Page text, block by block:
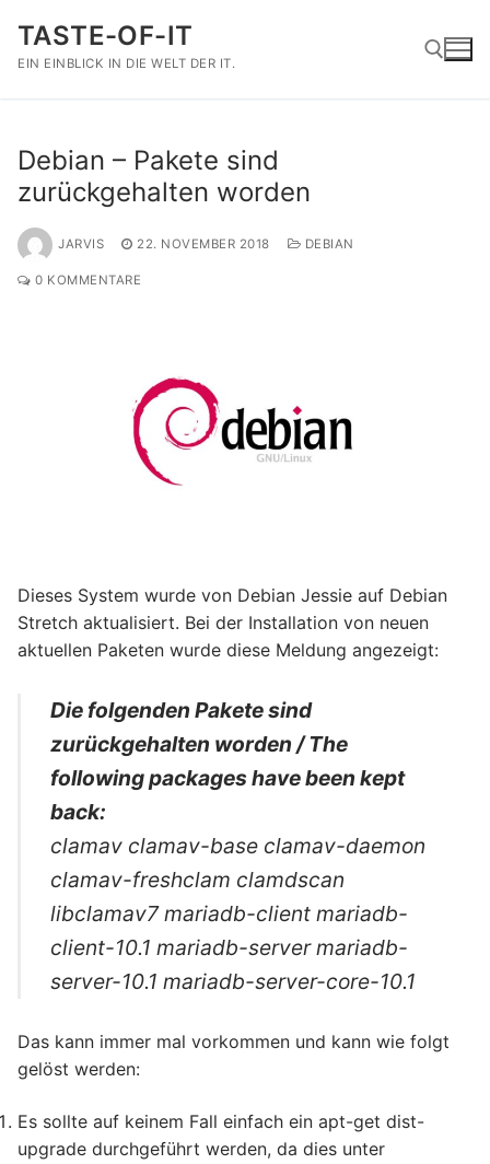
Inhalt
springen
TASTE-OF-IT
EIN EINBLICK IN DIE WELT DER IT.
Debian – Pakete sind
zurückgehalten worden
JARVIS 22. NOVEMBER 2018 DEBIAN
0 KOMMENTARE
Dieses System wurde von Debian Jessie auf Debian
Stretch aktualisiert. Bei der Installation von neuen
aktuellen Paketen wurde diese Meldung angezeigt:
Die folgenden Pakete sind
zurückgehalten worden / The
following packages have been kept
back:
clamav clamav-base clamav-daemon
clamav-freshclam clamdscan
libclamav7 mariadb-client mariadb-
client-10.1 mariadb-server mariadb-
server-10.1 mariadb-server-core-10.1
Das kann immer mal vorkommen und kann wie folgt
gelöst werden:
Es sollte auf keinem Fall einfach ein apt-get dist-
upgrade durchgeführt werden, da dies unter